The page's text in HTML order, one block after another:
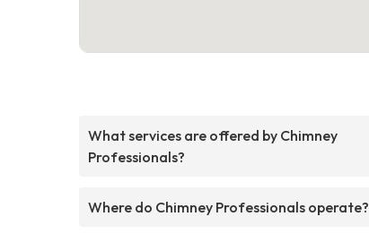
What services are offered by Chimney
Professionals?
Where do Chimney Professionals operate?